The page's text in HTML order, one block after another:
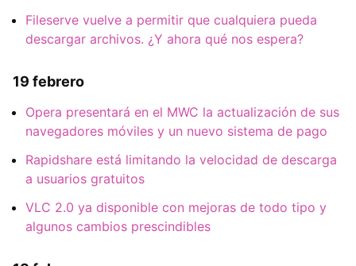
Fileserve vuelve a permitir que cualquiera pueda
descargar archivos. ¿Y ahora qué nos espera?
19 febrero
Opera presentará en el MWC la actualización de sus
navegadores móviles y un nuevo sistema de pago
Rapidshare está limitando la velocidad de descarga
a usuarios gratuitos
VLC 2.0 ya disponible con mejoras de todo tipo y
algunos cambios prescindibles